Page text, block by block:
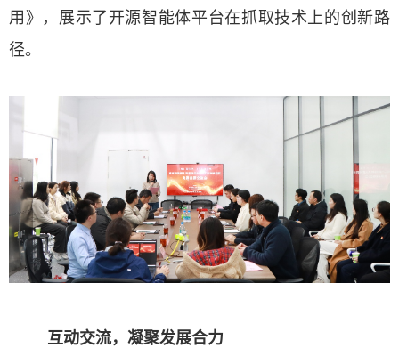
用》，展示了开源智能体平台在抓取技术上的创新路
径。
互动交流，凝聚发展合力